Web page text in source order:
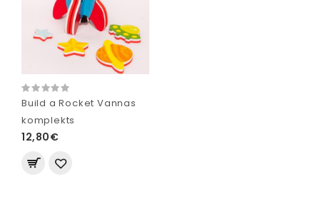
Build a Rocket Vannas
komplekts
12,80€